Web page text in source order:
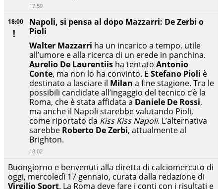
18:00
Napoli, si pensa al dopo Mazzarri: De Zerbi o
Pioli
Walter Mazzarri ha un incarico a tempo, utile
all’umore e alla ricerca di un erede in panchina.
Aurelio De Laurentiis ha tentato Antonio
Conte, ma non lo ha convinto. E Stefano Pioli è
destinato a lasciare il Milan a fine stagione. Tra le
possibili candidate all’ingaggio del tecnico c’è la
Roma, che è stata affidata a Daniele De Rossi,
ma anche il Napoli starebbe valutando Pioli,
come riportato da Kiss Kiss Napoli. L’alternativa
sarebbe Roberto De Zerbi, attualmente al
Brighton.
18:02
17:59
Buongiorno e benvenuti alla diretta di calciomercato di
oggi, mercoledì 17 gennaio, curata dalla redazione di
Virgilio Sport. La Roma deve fare i conti con i risultati e